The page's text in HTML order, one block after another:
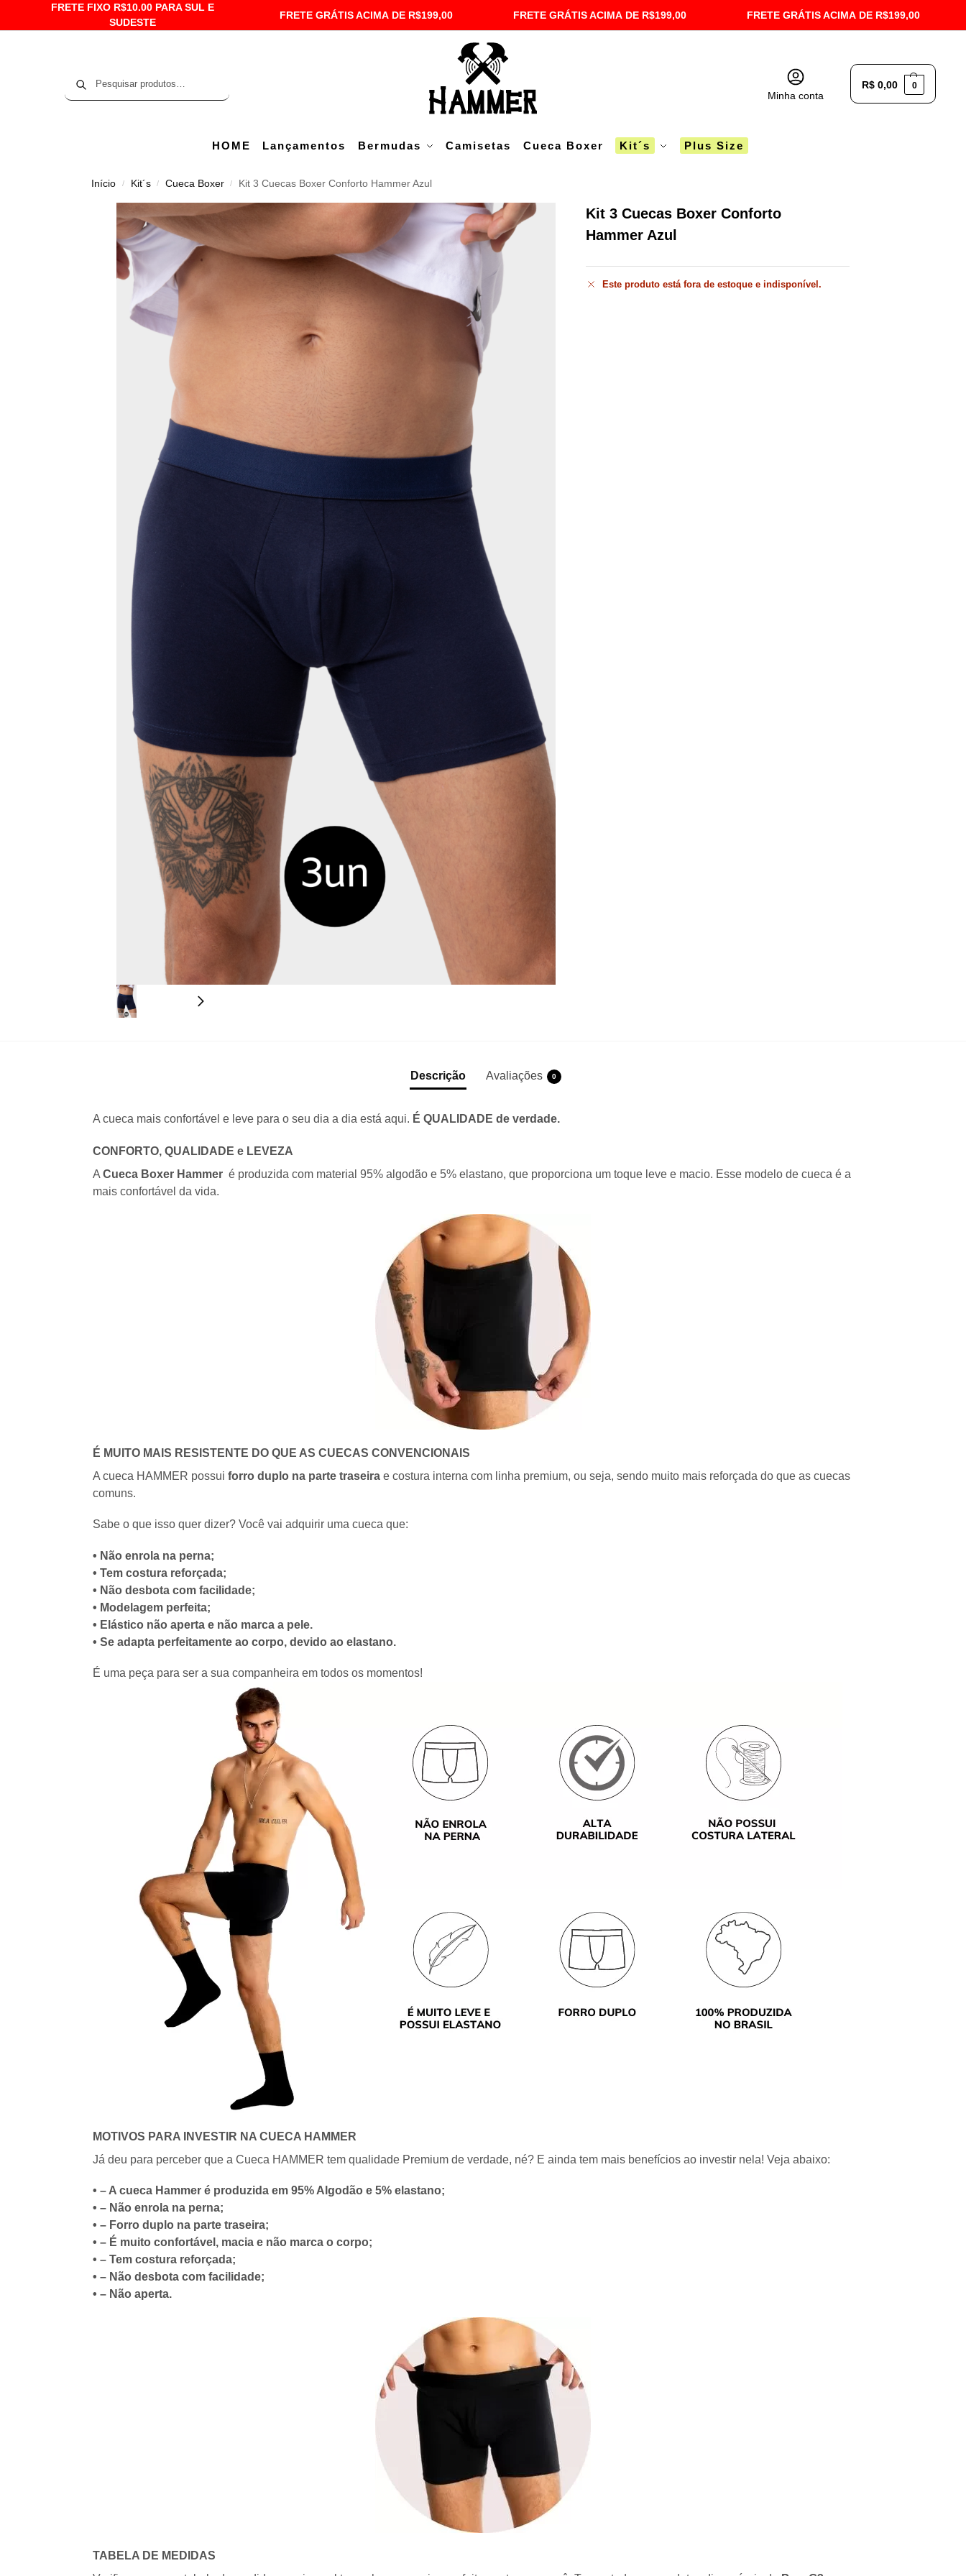
FRETE FIXO R$10.00 PARA SUL E
SUDESTE
FRETE GRÁTIS ACIMA DE R$199,00 FRETE GRÁTIS ACIMA DE R$199,00 FRETE GRÁTIS ACIMA DE R$199,00
Minha conta
R$ 0,00 0
HOME Lançamentos Bermudas Camisetas Cueca Boxer Kit´s Plus Size
Início / Kit´s / Cueca Boxer / Kit 3 Cuecas Boxer Conforto Hammer Azul
Kit 3 Cuecas Boxer Conforto
Hammer Azul
Este produto está fora de estoque e indisponível.
Descrição Avaliações 0
A cueca mais confortável e leve para o seu dia a dia está aqui. É QUALIDADE de verdade.
CONFORTO, QUALIDADE e LEVEZA
A Cueca Boxer Hammer é produzida com material 95% algodão e 5% elastano, que proporciona um toque leve e macio. Esse modelo de cueca é a
mais confortável da vida.
É MUITO MAIS RESISTENTE DO QUE AS CUECAS CONVENCIONAIS
A cueca HAMMER possui forro duplo na parte traseirae costura interna com linha premium, ou seja, sendo muito mais reforçada do que as cuecas
comuns.
Sabe o que isso quer dizer? Você vai adquirir uma cueca que:
• Não enrola na perna;
• Tem costura reforçada;
• Não desbota com facilidade;
• Modelagem perfeita;
• Elástico não aperta e não marca a pele.
• Se adapta perfeitamente ao corpo, devido ao elastano.
É uma peça para ser a sua companheira em todos os momentos!
MOTIVOS PARA INVESTIR NA CUECA HAMMER
Já deu para perceber que a Cueca HAMMER tem qualidade Premium de verdade, né? E ainda tem mais benefícios ao investir nela! Veja abaixo:
• – A cueca Hammer é produzida em 95% Algodão e 5% elastano;
• – Não enrola na perna;
• – Forro duplo na parte traseira;
• – É muito confortável, macia e não marca o corpo;
• – Tem costura reforçada;
• – Não desbota com facilidade;
• – Não aperta.
TABELA DE MEDIDAS